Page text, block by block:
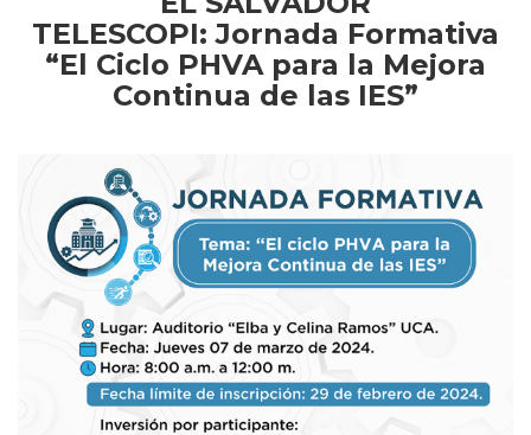
TELESCOPI: Jornada Formativa
“El Ciclo PHVA para la Mejora
Continua de las IES”